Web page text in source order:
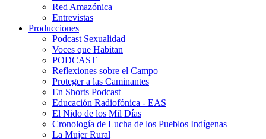
Red Amazónica
Entrevistas
Producciones
Podcast Sexualidad
Voces que Habitan
PODCAST
Reflexiones sobre el Campo
Proteger a las Caminantes
En Shorts Podcast
Educación Radiofónica - EAS
El Nido de los Mil Días
Cronología de Lucha de los Pueblos Indígenas
La Mujer Rural